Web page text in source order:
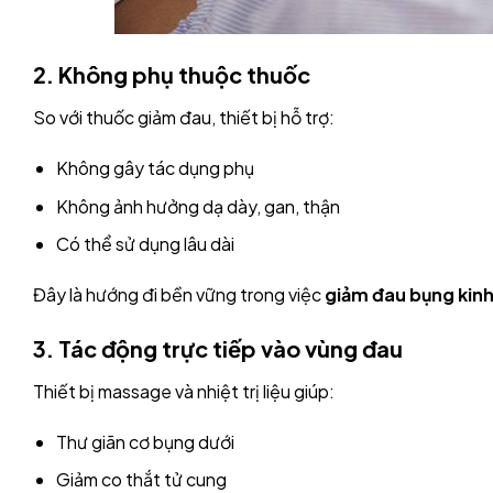
2. Không phụ thuộc thuốc
So với thuốc giảm đau, thiết bị hỗ trợ:
Không gây tác dụng phụ
Không ảnh hưởng dạ dày, gan, thận
Có thể sử dụng lâu dài
Đây là hướng đi bền vững trong việcgiảm đau bụng kinh
3. Tác động trực tiếp vào vùng đau
Thiết bị massage và nhiệt trị liệu giúp:
Thư giãn cơ bụng dưới
Giảm co thắt tử cung